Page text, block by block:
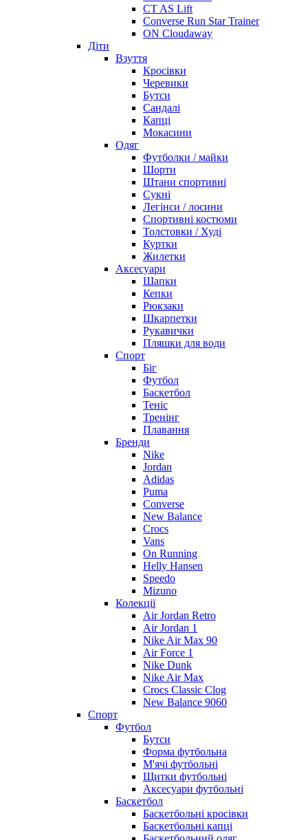
CT AS Lift
Converse Run Star Trainer
ON Cloudaway
Діти
Взуття
Кросівки
Черевики
Бутси
Сандалі
Капці
Мокасини
Одяг
Футболки / майки
Шорти
Штани спортивні
Сукні
Легінси / лосини
Спортивні костюми
Толстовки / Худі
Куртки
Жилетки
Аксесуари
Шапки
Кепки
Рюкзаки
Шкарпетки
Рукавички
Пляшки для води
Спорт
Біг
Футбол
Баскетбол
Теніс
Тренінг
Плавання
Бренди
Nike
Jordan
Adidas
Puma
Converse
New Balance
Crocs
Vans
On Running
Helly Hansen
Speedo
Mizuno
Колекції
Air Jordan Retro
Air Jordan 1
Nike Air Max 90
Air Force 1
Nike Dunk
Nike Air Max
Crocs Classic Clog
New Balance 9060
Спорт
Футбол
Бутси
Форма футбольна
М'ячі футбольні
Щитки футбольні
Аксесуари футбольні
Баскетбол
Баскетбольні кросівки
Баскетбольні капці